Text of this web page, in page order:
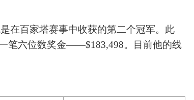
在百家塔赛事中收获的第二个冠军。此
笔六位数奖金——$183,498。目前他的线